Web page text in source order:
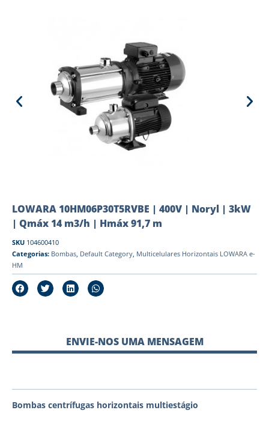
LOWARA 10HM06P30T5RVBE | 400V | Noryl | 3kW
| Qmáx 14 m3/h | Hmáx 91,7 m
SKU 104600410
Categorias: Bombas, Default Category, Multicelulares Horizontais LOWARA e-
HM
ENVIE-NOS UMA MENSAGEM
Bombas centrífugas horizontais multiestágio